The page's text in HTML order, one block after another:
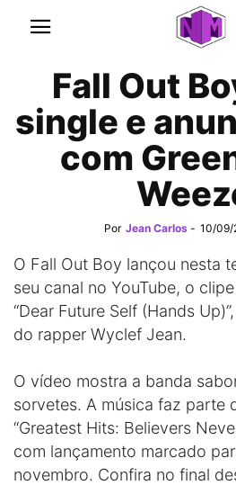
Fall Out
single e
com
Por Jean Carlos - 10/09/
O Fall Out Boy lançou nesta
seu canal no YouTube, o
“Dear Future Self (Hands
do rapper Wyclef Jean.
O vídeo mostra a banda
sorvetes. A música faz parte
“Greatest Hits: Believers
com lançamento marcado
novembro. Confira no final